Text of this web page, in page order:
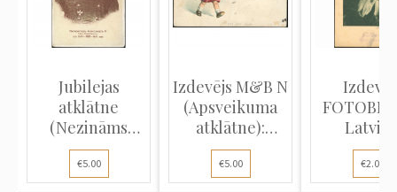
Jubilejas
atklātne
(Nezināms
izdevējs):
Dzimt...
€5.00
Izdevējs M&B N
(Apsveikuma
atklātne):
Meitenī...
€5.00
spie...
€2.00